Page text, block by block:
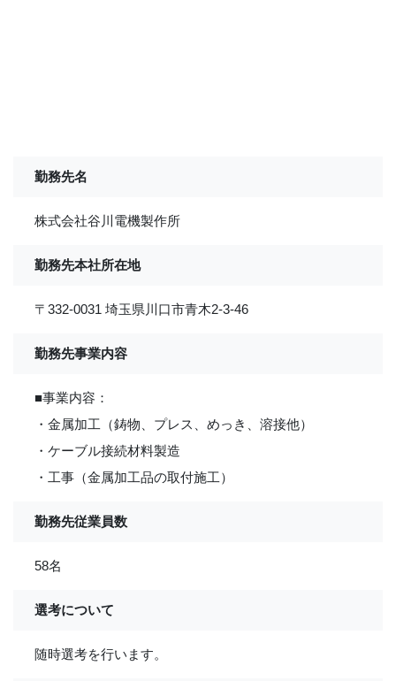
勤務先名
株式会社谷川電機製作所
勤務先本社所在地
〒332-0031 埼玉県川口市青木2-3-46
勤務先事業内容
■事業内容：
・金属加工（鋳物、プレス、めっき、溶接他）
・ケーブル接続材料製造
・工事（金属加工品の取付施工）
勤務先従業員数
58名
選考について
随時選考を行います。